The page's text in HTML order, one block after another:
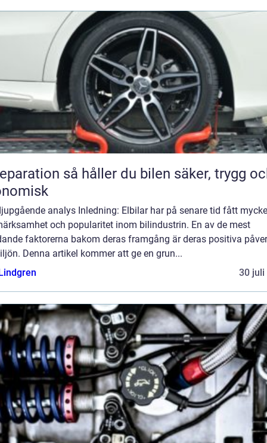
håller du bilen säker, trygg och
analys Inledning: Elbilar har på senare tid fått
och popularitet inom bilindustrin. En av de mest
faktorerna bakom deras framgång är deras positiva
Denna artikel kommer att ge en grun...
30 juli